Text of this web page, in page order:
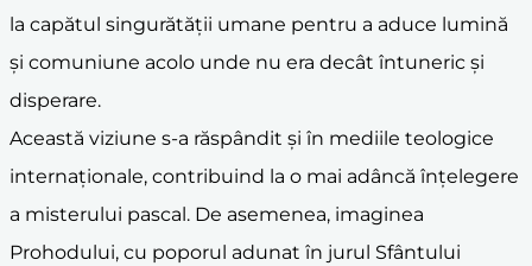
la capătul singurătății umane pentru a aduce lumină
și comuniune acolo unde nu era decât întuneric și
disperare.
Această viziune s-a răspândit și în mediile teologice
internaționale, contribuind la o mai adâncă înțelegere
a misterului pascal. De asemenea, imaginea
Prohodului, cu poporul adunat în jurul Sfântului